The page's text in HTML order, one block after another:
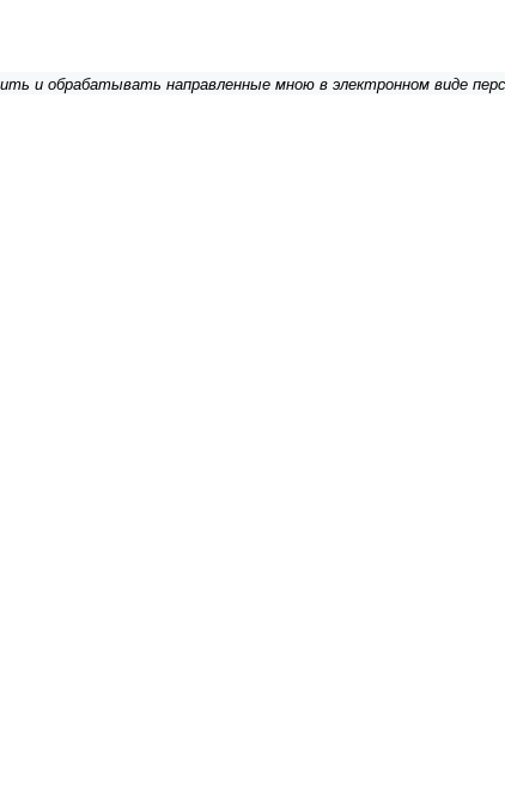
и обрабатывать направленные мною в электронном виде